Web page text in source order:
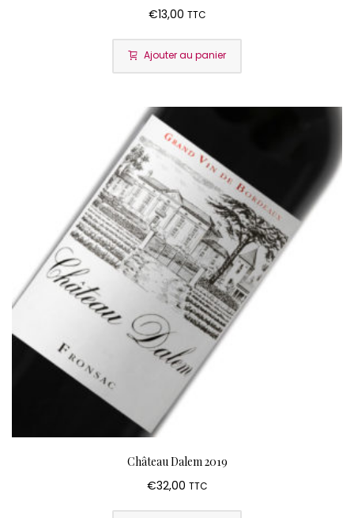
€13,00 TTC
Ajouter au panier
Château Dalem 2019
€32,00 TTC